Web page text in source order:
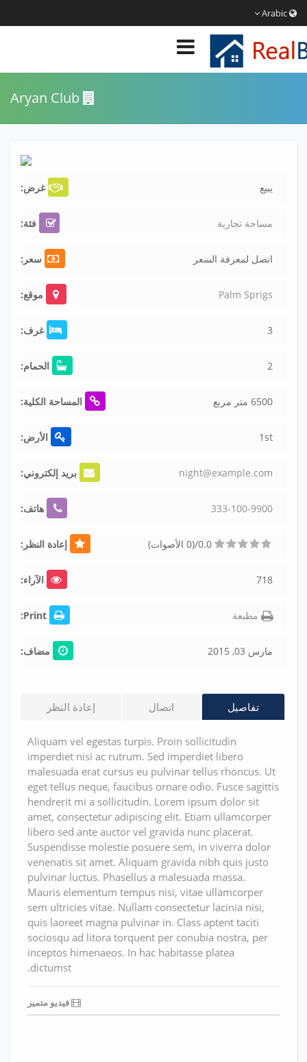
غرض: يبيع
فئة: مساحة تجارية
سعر: اتصل لمعرفة السعر
موقع: Palm Sprigs
غرف: 3
الحمام: 2
المساحة الكلية: 6500 متر مربع
الأرض: 1st
بريد إلكتروني: night@example.com
هاتف: 333-100-9900
إعادة النظر: 0.0/(0 الأصوات)
الآراء: 718
مطبعة
مضاف: مارس 03, 2015
تفاصيل اتصال إعادة النظر
Aliquam vel egestas turpis. Proin sollicitudin
imperdiet nisi ac rutrum. Sed imperdiet libero
malesuada erat cursus eu pulvinar tellus rhoncus. Ut
eget tellus neque, faucibus ornare odio. Fusce sagittis
hendrerit mi a sollicitudin. Lorem ipsum dolor sit
amet, consectetur adipiscing elit. Etiam ullamcorper
libero sed ante auctor vel gravida nunc placerat.
Suspendisse molestie posuere sem, in viverra dolor
venenatis sit amet. Aliquam gravida nibh quis justo
pulvinar luctus. Phasellus a malesuada massa.
Mauris elementum tempus nisi, vitae ullamcorper
sem ultricies vitae. Nullam consectetur lacinia nisi,
quis laoreet magna pulvinar in. Class aptent taciti
sociosqu ad litora torquent per conubia nostra, per
inceptos himenaeos. In hac habitasse platea
dictumst.
فيديو متميز